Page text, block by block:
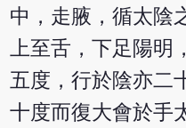
中，走腋，循太陰
上至舌，下足陽明
五度，行於陰亦二
十度而復大會於手